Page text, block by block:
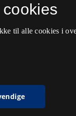
til alle cookies i